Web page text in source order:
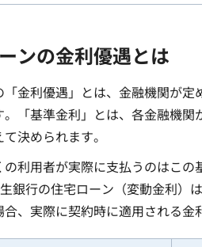
ンの金利優遇とは
金利優遇」とは、金融機関が
。「基準金利」とは、各金融機
決められます。
の利用者が実際に支払うのはこ
銀行の住宅ローン（変動金利
合、実際に契約時に適用される金